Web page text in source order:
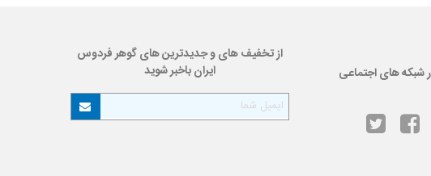
شبکه های اجتماعی
از تخفیف های و جدیدترین های گوهر فردوس
ایران باخبر شوید